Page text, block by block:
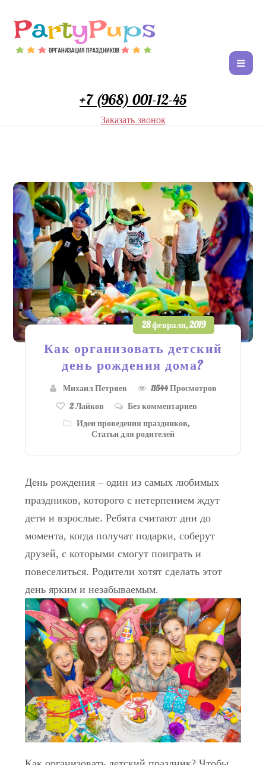
+7 (968) 001-12-45
Заказать звонок
28 февраля, 2019
Как организовать детский
день рождения дома?
Михаил Петряев
11544 Просмотров
2Лайков
Без комментариев
Идеи проведения праздников,
Статьи для родителей
День рождения – один из самых любимых
праздников, которого с нетерпением ждут
дети и взрослые. Ребята считают дни до
момента, когда получат подарки, соберут
друзей, с которыми смогут поиграть и
повеселиться. Родители хотят сделать этот
день ярким и незабываемым.